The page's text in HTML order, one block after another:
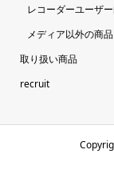
レコーダーユーザ
メディア以外の商品
取り扱い商品
recruit